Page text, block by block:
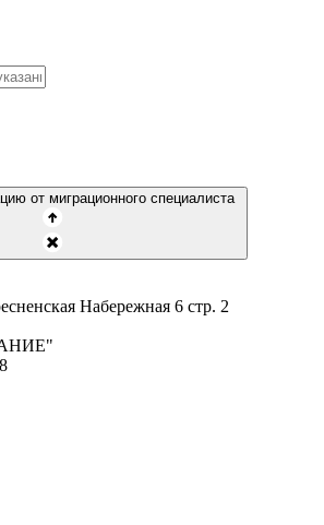
Получить консультацию от миграционного специалиста
Набережная 6 стр. 2